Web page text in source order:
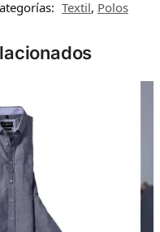
Textil, Polos